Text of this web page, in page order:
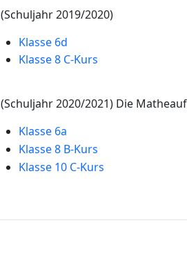
(Schuljahr 2019/2020)
Klasse 6d
Klasse 8 C-Kurs
(Schuljahr 2020/2021) Die
Klasse 6a
Klasse 8 B-Kurs
Klasse 10 C-Kurs